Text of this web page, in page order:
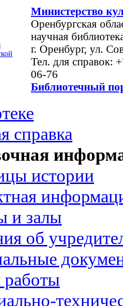
Министерство
Оренбургская
научная
г. Оренбург, ул.
Тел. для справок:
06-76
Библиотечный
справка
истории
и залы
об